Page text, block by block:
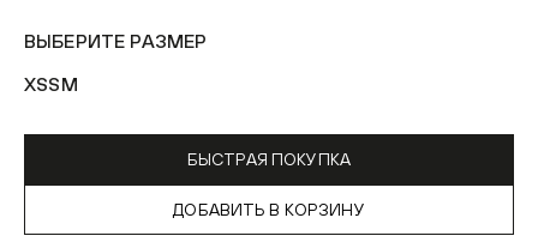
ВЫБЕРИТЕ РАЗМЕР
XSSM
БЫСТРАЯ ПОКУПКА
ДОБАВИТЬ В КОРЗИНУ